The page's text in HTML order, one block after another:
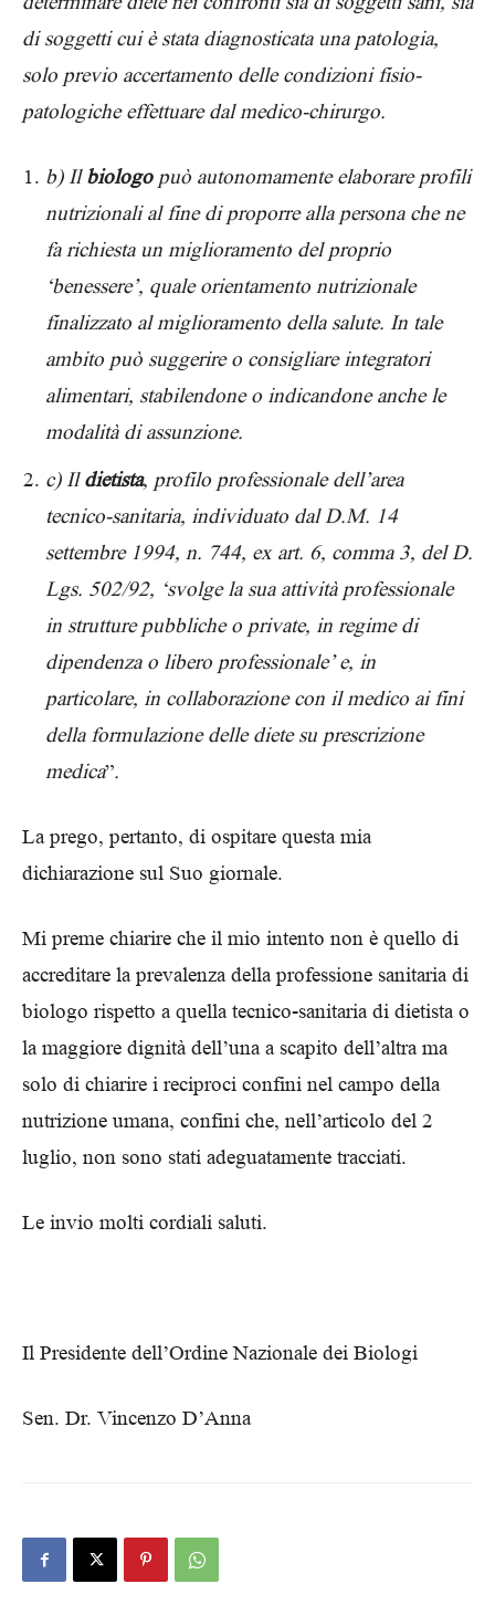
di soggetti cui è stata diagnosticata una patologia,
solo previo accertamento delle condizioni fisio-
patologiche effettuare dal medico-chirurgo.
b) Ilbiologo può autonomamente elaborare profili
nutrizionali al fine di proporre alla persona che ne
fa richiesta un miglioramento del proprio
‘benessere’, quale orientamento nutrizionale
finalizzato al miglioramento della salute. In tale
ambito può suggerire o consigliare integratori
alimentari, stabilendone o indicandone anche le
modalità di assunzione.
c) Ildietista, profilo professionale dell’area
tecnico-sanitaria, individuato dal D.M. 14
settembre 1994, n. 744, ex art. 6, comma 3, del D.
Lgs. 502/92, ‘svolge la sua attività professionale
in strutture pubbliche o private, in regime di
dipendenza o libero professionale’ e, in
particolare, in collaborazione con il medico ai fini
della formulazione delle diete su prescrizione
medica”.
La prego, pertanto, di ospitare questa mia
dichiarazione sul Suo giornale.
Mi preme chiarire che il mio intento non è quello di
accreditare la prevalenza della professione sanitaria di
biologo rispetto a quella tecnico-sanitaria di dietista o
la maggiore dignità dell’una a scapito dell’altra ma
solo di chiarire i reciproci confini nel campo della
nutrizione umana, confini che, nell’articolo del 2
luglio, non sono stati adeguatamente tracciati.
Le invio molti cordiali saluti.
Il Presidente dell’Ordine Nazionale dei Biologi
Sen. Dr. Vincenzo D’Anna